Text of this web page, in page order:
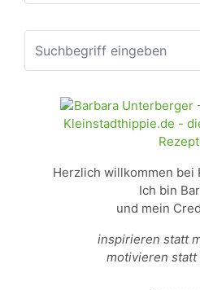
Herzlich willkommen bei
Ich bin
und mein
inspirieren statt
motivieren